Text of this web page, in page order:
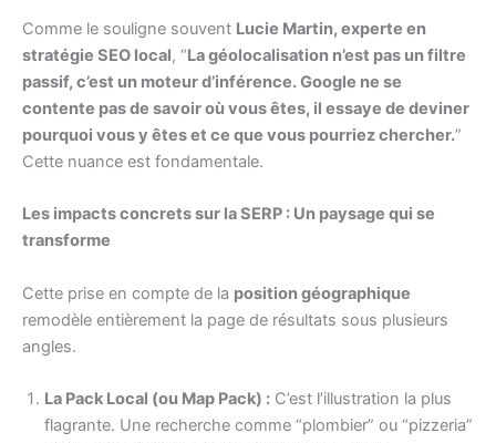
Comme le souligne souvent Lucie Martin, experte en
stratégie SEO local, “La géolocalisation n’est pas un filtre
passif, c’est un moteur d’inférence. Google ne se
contente pas de savoir où vous êtes, il essaye de deviner
pourquoi vous y êtes et ce que vous pourriez chercher.”
Cette nuance est fondamentale.
Les impacts concrets sur la SERP : Un paysage qui se
transforme
Cette prise en compte de la position géographique
remodèle entièrement la page de résultats sous plusieurs
angles.
La Pack Local (ou Map Pack) : C’est l’illustration la plus
flagrante. Une recherche comme “plombier” ou “pizzeria”